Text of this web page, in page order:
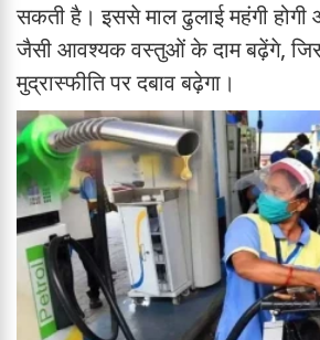
सकती है। इससे माल ढुलाई महंगी
जैसी आवश्यक वस्तुओं के दाम बढ़ेंगे,
मुद्रास्फीति पर दबाव बढ़ेगा।